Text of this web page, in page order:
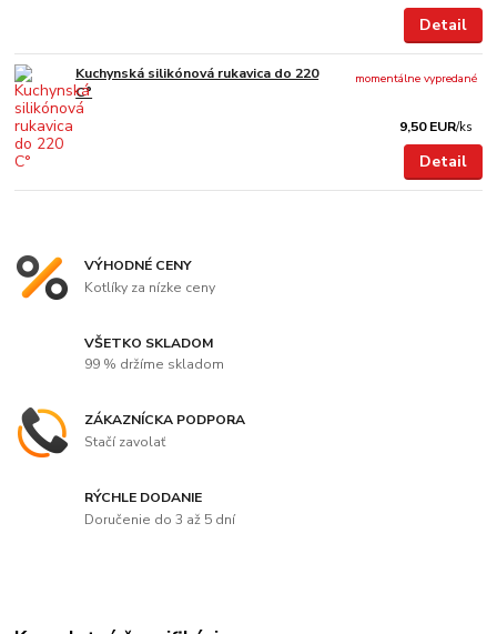
Detail
Kuchynská silikónová rukavica do 220
C°
9,50 EUR/ks
momentálne vypredané
Detail
VÝHODNÉ CENY
Kotlíky za nízke ceny
VŠETKO SKLADOM
99 % držíme skladom
ZÁKAZNÍCKA PODPORA
Stačí zavolať
RÝCHLE DODANIE
Doručenie do 3 až 5 dní